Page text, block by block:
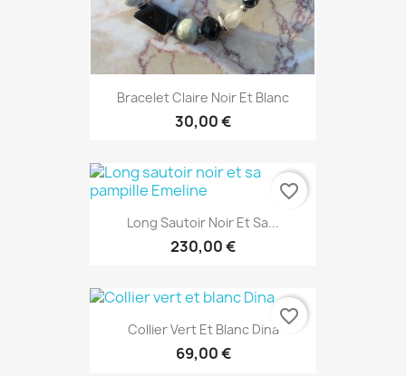
Bracelet Claire Noir Et Blanc
30,00 €
Long Sautoir Noir Et Sa...
230,00 €
favorite_border
Collier Vert Et Blanc Dina
69,00 €
favorite_border